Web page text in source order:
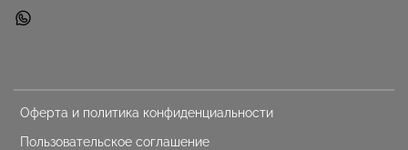
Оферта и политика конфиденциальности
Пользовательское соглашение